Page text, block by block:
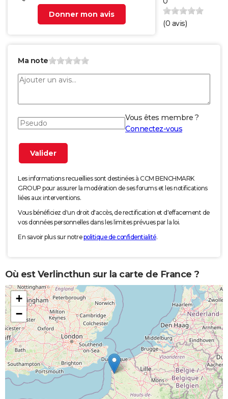
Donner mon avis
(0 avis)
Ma note
Vous êtes membre ?
Connectez-vous
Les informations recueillies sont destinées à CCM BENCHMARK
GROUP pour assurer la modération de ses forums et les notifications
liées aux interventions.
Vous bénéficiez d'un droit d'accès, de rectification et d'effacement de
vos données personnelles dans les limites prévues par la loi.
En savoir plus sur notrepolitique de confidentialité.
Où est Verlincthun sur la carte de France ?
+
−